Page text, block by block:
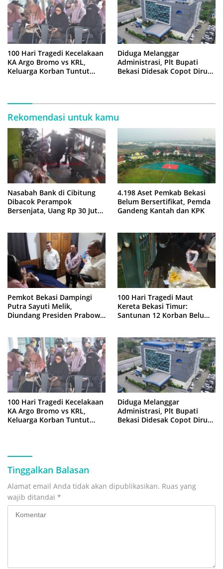
100 Hari Tragedi Kecelakaan
KA Argo Bromo vs KRL,
Keluarga Korban Tuntut
Diduga Melanggar
Administrasi, Plt Bupati
Bekasi Didesak Copot Dirum
Rekomendasi untuk kamu
Nasabah Bank di Cibitung
Dibacok Perampok
Bersenjata, Uang Rp 30 Juta
4.198 Aset Pemkab Bekasi
Belum Bersertifikat, Pemda
Gandeng Kantah dan KPK
Pemkot Bekasi Dampingi
Putra Sayuti Melik,
Diundang Presiden Prabowo
100 Hari Tragedi Maut
Kereta Bekasi Timur:
Santunan 12 Korban Belum
100 Hari Tragedi Kecelakaan
KA Argo Bromo vs KRL,
Keluarga Korban Tuntut
Diduga Melanggar
Administrasi, Plt Bupati
Bekasi Didesak Copot Dirum
Tinggalkan Balasan
Alamat email Anda tidak akan dipublikasikan. Ruas yang
wajib ditandai *